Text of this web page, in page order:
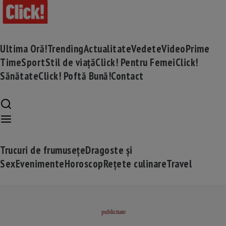
Ultima Oră!TrendingActualitateVedeteVideoPrime
TimeSportStil de viațăClick! Pentru FemeiClick!
SănătateClick! Poftă Bună!Contact
Trucuri de frumusețeDragoste și
SexEvenimenteHoroscopRețete culinareTravel